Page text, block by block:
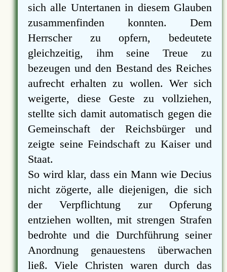
sich alle Untertanen in diesem Glauben
zusammenfinden konnten. Dem
Herrscher zu opfern, bedeutete
gleichzeitig, ihm seine Treue zu
bezeugen und den Bestand des Reiches
aufrecht erhalten zu wollen. Wer sich
weigerte, diese Geste zu vollziehen,
stellte sich damit automatisch gegen die
Gemeinschaft der Reichsbürger und
zeigte seine Feindschaft zu Kaiser und
Staat.
So wird klar, dass ein Mann wie Decius
nicht zögerte, alle diejenigen, die sich
der Verpflichtung zur Opferung
entziehen wollten, mit strengen Strafen
bedrohte und die Durchführung seiner
Anordnung genauestens überwachen
ließ. Viele Christen waren durch das